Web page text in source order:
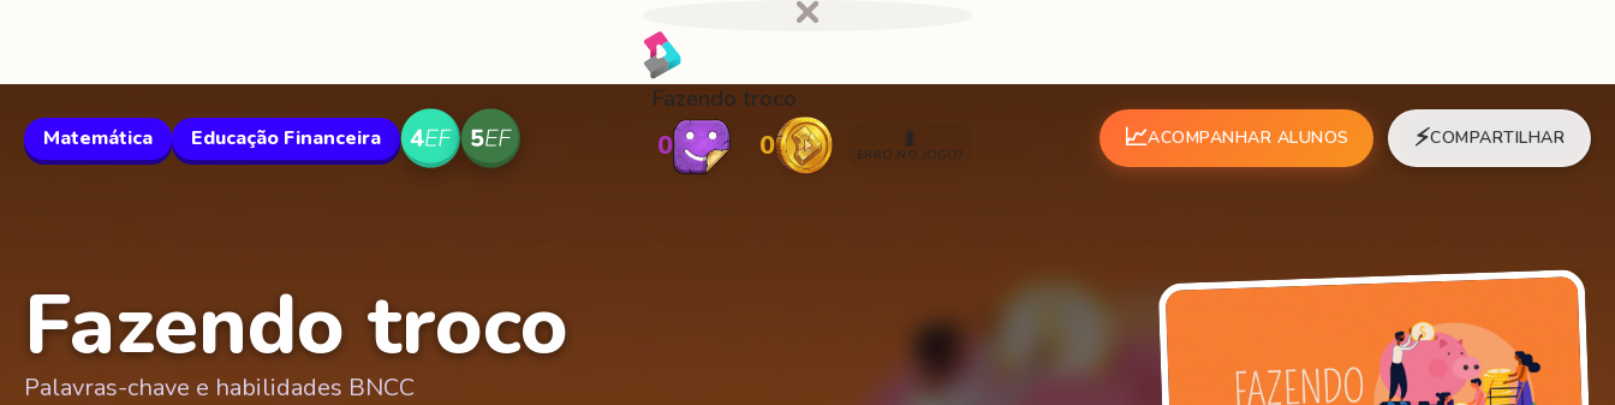
Fazendo troco
0 0 🐛
ERRO NO JOGO?
Matemática Educação Financeira 📈ACOMPANHAR ALUNOS ⚡COMPARTILHAR
Fazendo troco
Palavras-chave e habilidades BNCC